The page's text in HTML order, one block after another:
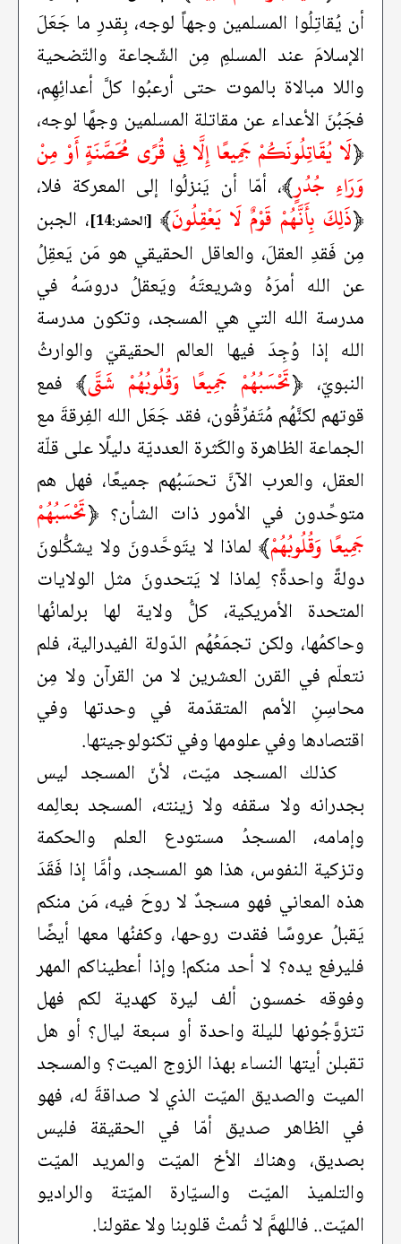
أن يُقاتِلُوا المسلمين وجهاً لوجه، بِقدرِ ما جَعَلَ
الإسلامَ عند المسلمِ مِن الشّجاعة والتّضحية
واللا مبالاة بالموت حتى أرعبُوا كلَّ أعدائِهِم،
فجَبُنَ الأعداء عن مقاتلة المسلمين وجهًا لوجه،
﴿لَا يُقَاتِلُونَكُمْ جَمِيعًا إِلَّا فِي قُرًى مُحَصَّنَةٍ أَوْ مِنْ
وَرَاءِ جُدُرٍ﴾، أمّا أن يَنزلُوا إلى المعركة فلا،
﴿ذَلِكَ بِأَنَّهُمْ قَوْمٌ لَا يَعْقِلُونَ﴾ [الحشر:14]
، الجبن
مِن فَقدِ العقلَ، والعاقل الحقيقي هو مَن يَعقِلُ
عن الله أمرَهُ وشريعتَهُ ويَعقلُ دروسَهُ في
مدرسة الله التي هي المسجد، وتكون مدرسة
الله إذا وُجِدَ فيها العالم الحقيقيّ والوارثُ
النبويّ، ﴿تَحْسَبُهُمْ جَمِيعًا وَقُلُوبُهُمْ شَتَّى﴾ فمع
قوتهم لكنَّهُم مُتَفرِّقُون، فقد جَعَل الله الفِرقةَ مع
الجماعة الظاهرة والكَثرة العدديّة دليلًا على قلّة
العقل، والعرب الآنَّ تحسَبُهم جميعًا، فهل هم
متوحِّدون في الأمور ذات الشأن؟ ﴿تَحْسَبُهُمْ
جَمِيعًا وَقُلُوبُهُمْ﴾لماذا لا يتَوحَّدونَ ولا يشكُّلونَ
دولةً واحدةً؟ لِماذا لا يَتحدونَ مثل الولايات
المتحدة الأمريكية، كلُّ ولاية لها برلمانُها
وحاكمُها، ولكن تجمَعُهُم الدّولة الفيدرالية، فلم
نتعلّم في القرن العشرين لا من القرآن ولا مِن
محاسِنِ الأمم المتقدّمة في وحدتها وفي
اقتصادها وفي علومها وفي تكنولوجيتها.
كذلك المسجد ميّت، لأنّ المسجد ليس
بجدرانه ولا سقفه ولا زينته، المسجد بعالِمه
وإمامه، المسجدُ مستودع العلم والحكمة
وتزكية النفوس، هذا هو المسجد، وأمَّا إذا فَقَدَ
هذه المعاني فهو مسجدٌ لا روحَ فيه، مَن منكم
يَقبلُ عروسًا فقدت روحها، وكفنُها معها أيضًا
فليرفع يده؟ لا أحد منكم! وإذا أعطيناكم المهر
وفوقه خمسون ألف ليرة كهدية لكم فهل
تتزوَّجُونها لليلة واحدة أو سبعة ليال؟ أو هل
تقبلن أيتها النساء بهذا الزوج الميت؟ والمسجد
الميت والصديق الميّت الذي لا صداقةَ له، فهو
في الظاهر صديق أمّا في الحقيقة فليس
بصديق، وهناك الأخ الميّت والمريد الميّت
والتلميذ الميّت والسيّارة الميّتة والراديو
الميّت.. فاللهمَّ لا تُمتْ قلوبنا ولا عقولنا.